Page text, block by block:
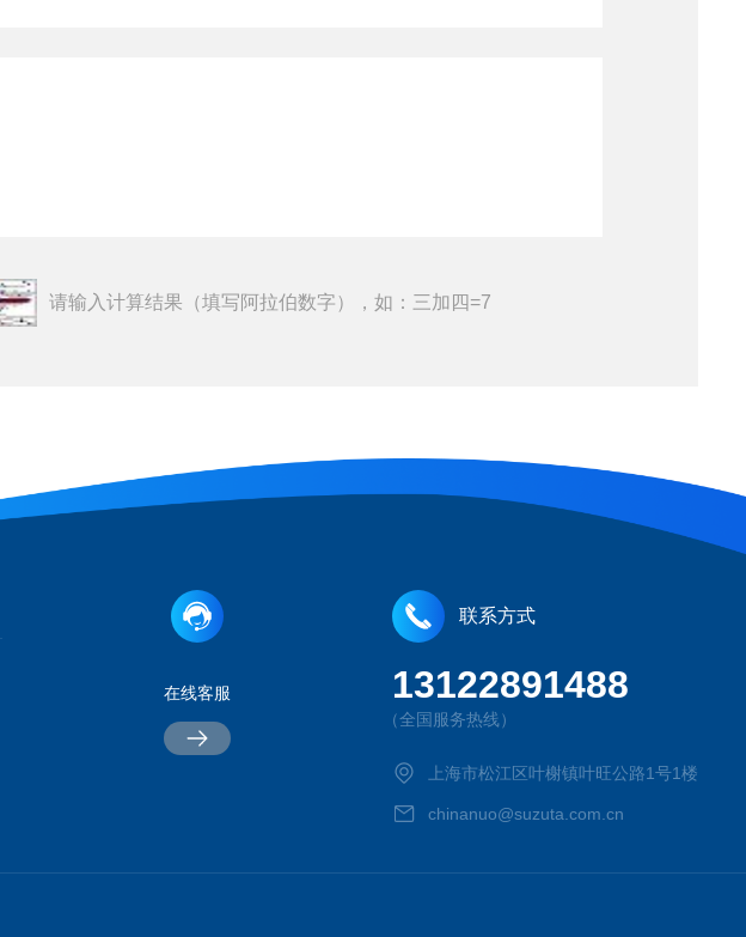
请输入计算结果（填写阿拉伯数字），如：三加四=7
在线客服
联系方式
13122891488
（全国服务热线）
上海市松江区叶榭镇叶旺公路1号1楼
chinanuo@suzuta.com.cn